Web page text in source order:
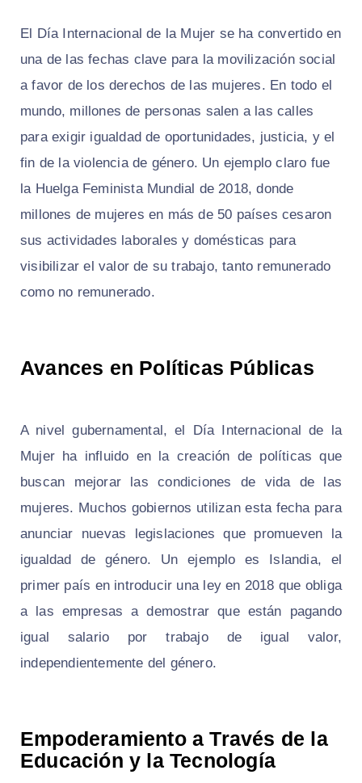
El Día Internacional de la Mujer se ha convertido en
una de las fechas clave para la movilización social
a favor de los derechos de las mujeres. En todo el
mundo, millones de personas salen a las calles
para exigir igualdad de oportunidades, justicia, y el
fin de la violencia de género. Un ejemplo claro fue
la Huelga Feminista Mundial de 2018, donde
millones de mujeres en más de 50 países cesaron
sus actividades laborales y domésticas para
visibilizar el valor de su trabajo, tanto remunerado
como no remunerado.
Avances en Políticas Públicas
A nivel gubernamental, el Día Internacional de la
Mujer ha influido en la creación de políticas que
buscan mejorar las condiciones de vida de las
mujeres. Muchos gobiernos utilizan esta fecha para
anunciar nuevas legislaciones que promueven la
igualdad de género. Un ejemplo es Islandia, el
primer país en introducir una ley en 2018 que obliga
a las empresas a demostrar que están pagando
igual salario por trabajo de igual valor,
independientemente del género.
Empoderamiento a Través de la
Educación y la Tecnología